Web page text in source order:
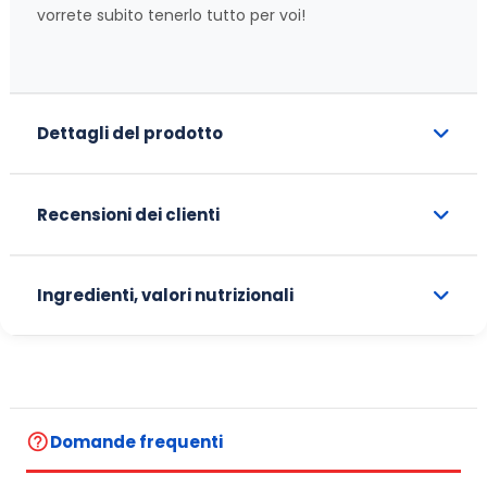
vorrete subito tenerlo tutto per voi!
Dettagli del prodotto
Recensioni dei clienti
Ingredienti, valori nutrizionali
help_outlineDomande frequenti